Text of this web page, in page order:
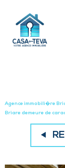
Agence immobili�re
Briare demeure de